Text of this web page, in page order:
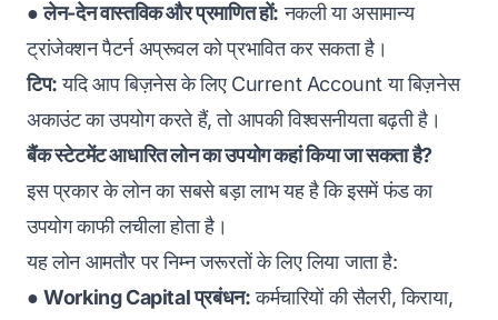
●लेन-देन वास्तविक और प्रमाणित हों: नकली या असामान्य
ट्रांजेक्शन पैटर्न अप्रूवल को प्रभावित कर सकता है।
टिप:यदि आप बिज़नेस के लिए Current Account या बिज़नेस
अकाउंट का उपयोग करते हैं, तो आपकी विश्वसनीयता बढ़ती है।
बैंक स्टेटमेंट आधारित लोन का उपयोग कहां किया जा सकता है?
इस प्रकार के लोन का सबसे बड़ा लाभ यह है कि इसमें फंड का
उपयोग काफी लचीला होता है।
यह लोन आमतौर पर निम्न जरूरतों के लिए लिया जाता है:
●Working Capital प्रबंधन:कर्मचारियों की सैलरी, किराया,